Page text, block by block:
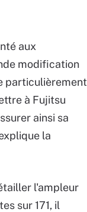
aux
modification
particulièrement
à Fujitsu
ainsi sa
la
l'ampleur
sur 171, il